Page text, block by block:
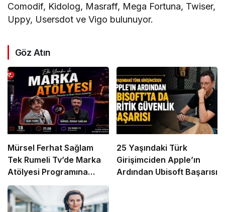
Comodif, Kidolog, Masraff, Mega Fortuna, Twiser,
Uppy, Usersdot ve Vigo bulunuyor.
Göz Atın
Mürsel Ferhat Sağlam
Tek Rumeli Tv’de Marka
Atölyesi Programına
Konuk Oldu
25 Yaşındaki Türk
Girişimciden Apple’ın
Ardından Ubisoft Başarısı